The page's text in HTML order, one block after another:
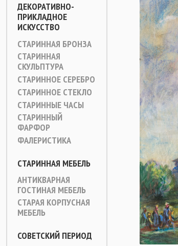
ДЕКОРАТИВНО-
ПРИКЛАДНОЕ
ИСКУССТВО
СТАРИННАЯ БРОНЗА
СТАРИННАЯ
СКУЛЬПТУРА
СТАРИННОЕ СЕРЕБРО
СТАРИННОЕ СТЕКЛО
СТАРИННЫЕ ЧАСЫ
СТАРИННЫЙ
ФАРФОР
ФАЛЕРИСТИКА
СТАРИННАЯ МЕБЕЛЬ
АНТИКВАРНАЯ
ГОСТИНАЯ МЕБЕЛЬ
СТАРАЯ КОРПУСНАЯ
МЕБЕЛЬ
СОВЕТСКИЙ ПЕРИОД